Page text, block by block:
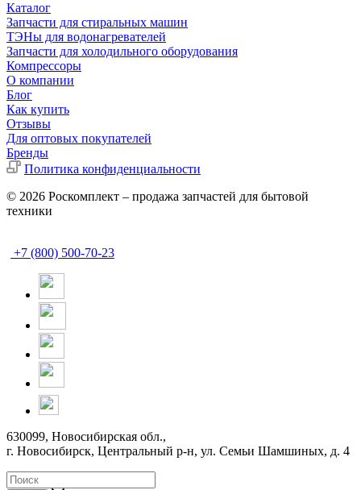
Каталог
Запчасти для стиральных машин
ТЭНы для водонагревателей
Запчасти для холодильного оборудования
Компрессоры
О компании
Блог
Как купить
Отзывы
Для оптовых покупателей
Бренды
Политика конфиденциальности
© 2026 Роскомплект – продажа запчастей для бытовой
техники
+7 (800) 500-70-23
630099, Новосибирская обл.,
г. Новосибирск, Центральный р-н, ул. Семьи Шамшиных, д. 4